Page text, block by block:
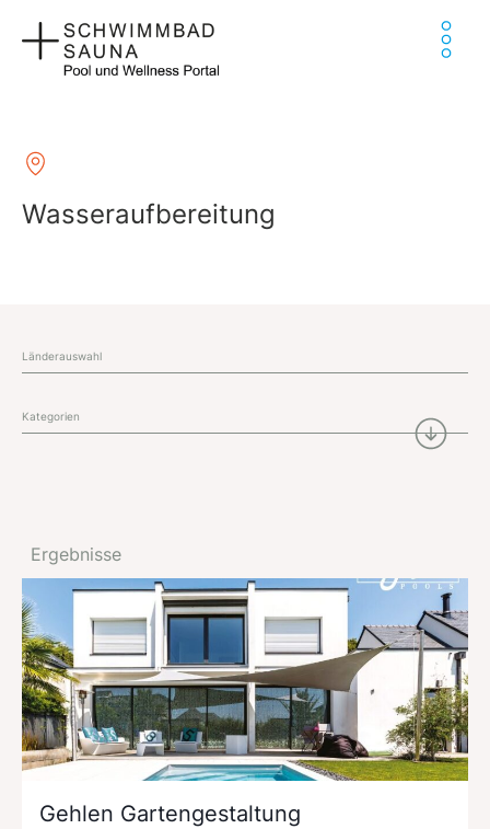
Inhalt
springen
Wasseraufbereitung
Ergebnisse
Gehlen Gartengestaltung
Länderauswahl
Kategorien